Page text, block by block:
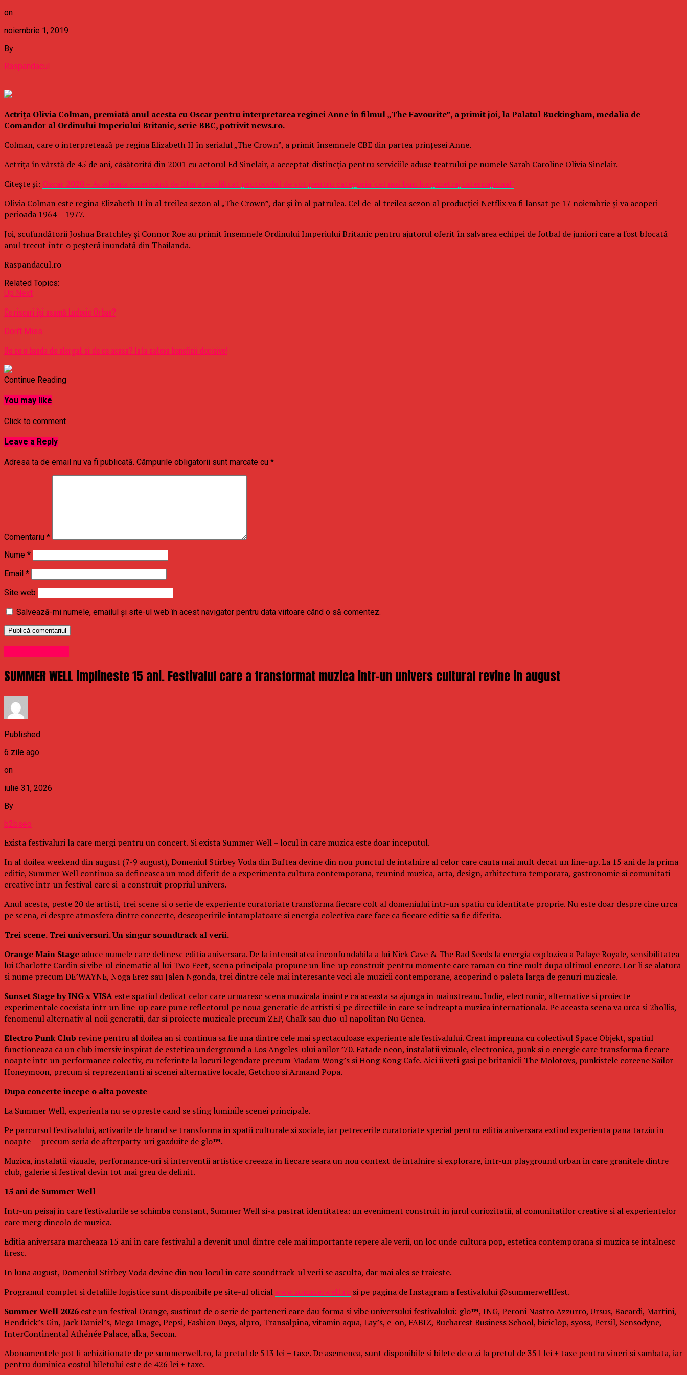
on
noiembrie 1, 2019
By
Raspandacul
Actriţa Olivia Colman, premiată anul acesta cu Oscar pentru interpretarea reginei Anne în filmul „The Favourite”, a primit joi, la Palatul Buckingham, medalia de
Comandor al Ordinului Imperiului Britanic, scrie BBC, potrivit news.ro.
Colman, care o interpretează pe regina Elizabeth II în serialul „The Crown”, a primit însemnele CBE din partea prinţesei Anne.
Actriţa în vârstă de 45 de ani, căsătorită din 2001 cu actorul Ed Sinclair, a acceptat distincţia pentru serviciile aduse teatrului pe numele Sarah Caroline Olivia Sinclair.
Citește și: Oscar 2020 – Academia americană de film a modificat protocolul de vot pentru categoria ‘cel mai bun lungmetraj internaţional’
Olivia Colman este regina Elizabeth II în al treilea sezon al „The Crown”, dar şi în al patrulea. Cel de-al treilea sezon al producţiei Netflix va fi lansat pe 17 noiembrie şi va acoperi
perioada 1964 – 1977.
Joi, scufundătorii Joshua Bratchley şi Connor Roe au primit însemnele Ordinului Imperiului Britanic pentru ajutorul oferit în salvarea echipei de fotbal de juniori care a fost blocată
anul trecut într-o peşteră inundată din Thailanda.
Raspandacul.ro
Related Topics:
Up Next
Ce riscuri își asumă Ludovic Orban?
Don't Miss
De ce o banda de alergat si de ce acasa? Iata cateva beneficii decisive!
Continue Reading
You may like
Click to comment
Leave a Reply
Adresa ta de email nu va fi publicată. Câmpurile obligatorii sunt marcate cu *
Comentariu *
Nume *
Email *
Site web
Salvează-mi numele, emailul și site-ul web în acest navigator pentru data viitoare când o să comentez.
SUMMER WELL implineste 15 ani. Festivalul care a transformat muzica intr-un univers cultural revine in august
Published
6 zile ago
on
iulie 31, 2026
By
b2bseo
Exista festivaluri la care mergi pentru un concert. Si exista Summer Well – locul in care muzica este doar inceputul.
In al doilea weekend din august (7-9 august), Domeniul Stirbey Voda din Buftea devine din nou punctul de intalnire al celor care cauta mai mult decat un line-up. La 15 ani de la prima
editie, Summer Well continua sa defineasca un mod diferit de a experimenta cultura contemporana, reunind muzica, arta, design, arhitectura temporara, gastronomie si comunitati
creative intr-un festival care si-a construit propriul univers.
Anul acesta, peste 20 de artisti, trei scene si o serie de experiente curatoriate transforma fiecare colt al domeniului intr-un spatiu cu identitate proprie. Nu este doar despre cine urca
pe scena, ci despre atmosfera dintre concerte, descoperirile intamplatoare si energia colectiva care face ca fiecare editie sa fie diferita.
Trei scene. Trei universuri. Un singur soundtrack al verii.
Orange Main Stage aduce numele care definesc editia aniversara. De la intensitatea inconfundabila a lui Nick Cave & The Bad Seeds la energia exploziva a Palaye Royale, sensibilitatea
lui Charlotte Cardin si vibe-ul cinematic al lui Two Feet, scena principala propune un line-up construit pentru momente care raman cu tine mult dupa ultimul encore. Lor li se alatura
si nume precum DE’WAYNE, Noga Erez sau Jalen Ngonda, trei dintre cele mai interesante voci ale muzicii contemporane, acoperind o paleta larga de genuri muzicale.
Sunset Stage by ING x VISA este spatiul dedicat celor care urmaresc scena muzicala inainte ca aceasta sa ajunga in mainstream. Indie, electronic, alternative si proiecte
experimentale coexista intr-un line-up care pune reflectorul pe noua generatie de artisti si pe directiile in care se indreapta muzica internationala. Pe aceasta scena va urca si 2hollis,
fenomenul alternativ al noii generatii, dar si proiecte muzicale precum ZEP, Chalk sau duo-ul napolitan Nu Genea.
Electro Punk Club revine pentru al doilea an si continua sa fie una dintre cele mai spectaculoase experiente ale festivalului. Creat impreuna cu colectivul Space Objekt, spatiul
functioneaza ca un club imersiv inspirat de estetica underground a Los Angeles-ului anilor ’70. Fatade neon, instalatii vizuale, electronica, punk si o energie care transforma fiecare
noapte intr-un performance colectiv, cu referinte la locuri legendare precum Madam Wong’s si Hong Kong Cafe. Aici ii veti gasi pe britanicii The Molotovs, punkistele coreene Sailor
Honeymoon, precum si reprezentanti ai scenei alternative locale, Getchoo si Armand Popa.
Dupa concerte incepe o alta poveste
La Summer Well, experienta nu se opreste cand se sting luminile scenei principale.
Pe parcursul festivalului, activarile de brand se transforma in spatii culturale si sociale, iar petrecerile curatoriate special pentru editia aniversara extind experienta pana tarziu in
noapte — precum seria de afterparty-uri gazduite de glo™.
Muzica, instalatii vizuale, performance-uri si interventii artistice creeaza in fiecare seara un nou context de intalnire si explorare, intr-un playground urban in care granitele dintre
club, galerie si festival devin tot mai greu de definit.
15 ani de Summer Well
Intr-un peisaj in care festivalurile se schimba constant, Summer Well si-a pastrat identitatea: un eveniment construit in jurul curiozitatii, al comunitatilor creative si al experientelor
care merg dincolo de muzica.
Editia aniversara marcheaza 15 ani in care festivalul a devenit unul dintre cele mai importante repere ale verii, un loc unde cultura pop, estetica contemporana si muzica se intalnesc
firesc.
In luna august, Domeniul Stirbey Voda devine din nou locul in care soundtrack-ul verii se asculta, dar mai ales se traieste.
Programul complet si detaliile logistice sunt disponibile pe site-ul oficialwww.summerwell.ro si pe pagina de Instagram a festivalului @summerwellfest.
Summer Well 2026 este un festival Orange, sustinut de o serie de parteneri care dau forma si vibe universului festivalului: glo™, ING, Peroni Nastro Azzurro, Ursus, Bacardi, Martini,
Hendrick’s Gin, Jack Daniel’s, Mega Image, Pepsi, Fashion Days, alpro, Transalpina, vitamin aqua, Lay’s, e-on, FABIZ, Bucharest Business School, biciclop, syoss, Persil, Sensodyne,
InterContinental Athénée Palace, alka, Secom.
Abonamentele pot fi achizitionate de pe summerwell.ro, la pretul de 513 lei + taxe. De asemenea, sunt disponibile si bilete de o zi la pretul de 351 lei + taxe pentru vineri si sambata, iar
pentru duminica costul biletului este de 426 lei + taxe.